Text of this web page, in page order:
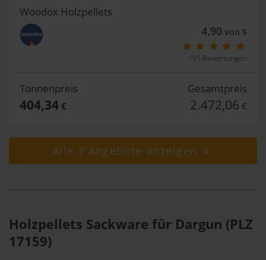
Woodox Holzpellets
4,90 von 5
195 Bewertungen
Tonnenpreis
404,34€
Gesamtpreis
2.472,06 €
Alle 7 Angebote anzeigen
Holzpellets Sackware für Dargun (PLZ
17159)